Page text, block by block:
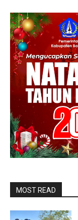
MOST READ